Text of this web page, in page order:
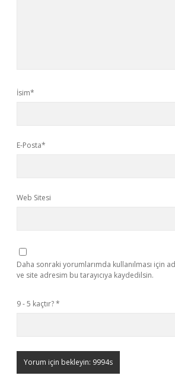
İsim*
E-Posta*
Web Sitesi
Daha sonraki yorumlarımda kullanılması için
ve site adresim bu tarayıcıya kaydedilsin.
9 - 5 kaçtır?*